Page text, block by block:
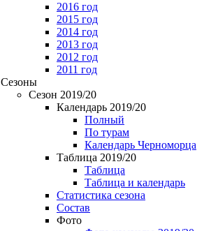
2016 год
2015 год
2014 год
2013 год
2012 год
2011 год
Сезоны
Сезон 2019/20
Календарь 2019/20
Полный
По турам
Календарь Черноморца
Таблица 2019/20
Таблица
Таблица и календарь
Статистика сезона
Состав
Фото